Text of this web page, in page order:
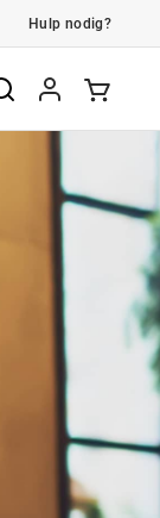
Hulp nodig?